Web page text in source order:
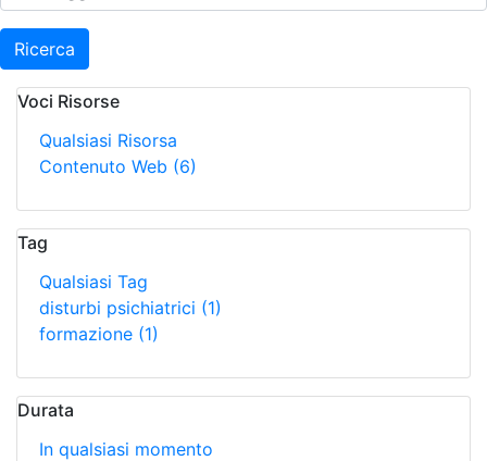
Ricerca
Voci Risorse
Qualsiasi Risorsa
Contenuto Web (6)
Tag
Qualsiasi Tag
disturbi psichiatrici (1)
formazione (1)
Durata
In qualsiasi momento